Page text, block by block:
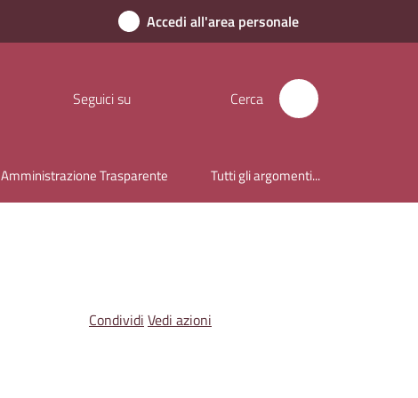
Accedi all'area personale
Seguici su Cerca
Amministrazione Trasparente Tutti gli argomenti...
Condividi Vedi azioni